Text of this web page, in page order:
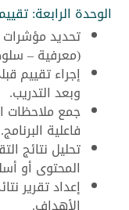
الوحدة الرابعة:
تحديد مؤشرات
(معرفية –
إجراء تقييم
وبعد التدريب.
جمع ملاحظات
فاعلية البرنامج.
تحليل نتائج
المحتوى أو
إعداد تقرير